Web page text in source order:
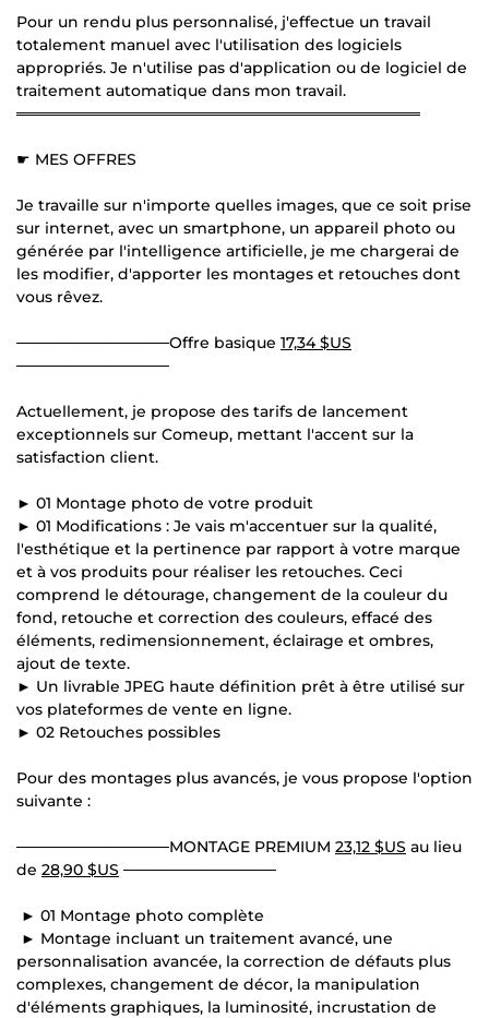
Pour un rendu plus personnalisé, j'effectue un travail
totalement manuel avec l'utilisation des logiciels
appropriés. Je n'utilise pas d'application ou de logiciel de
traitement automatique dans mon travail.
═════════════════════════════════════
☛ MES OFFRES
Je travaille sur n'importe quelles images, que ce soit prise
sur internet, avec un smartphone, un appareil photo ou
générée par l'intelligence artificielle, je me chargerai de
les modifier, d'apporter les montages et retouches dont
vous rêvez.
──────────────Offre basique 17,34 $US
──────────────
Actuellement, je propose des tarifs de lancement
exceptionnels sur Comeup, mettant l'accent sur la
satisfaction client.
► 01 Montage photo de votre produit
► 01 Modifications : Je vais m'accentuer sur la qualité,
l'esthétique et la pertinence par rapport à votre marque
et à vos produits pour réaliser les retouches. Ceci
comprend le détourage, changement de la couleur du
fond, retouche et correction des couleurs, effacé des
éléments, redimensionnement, éclairage et ombres,
ajout de texte.
► Un livrable JPEG haute définition prêt à être utilisé sur
vos plateformes de vente en ligne.
► 02 Retouches possibles
Pour des montages plus avancés, je vous propose l'option
suivante :
──────────────MONTAGE PREMIUM 23,12 $US au lieu
de 28,90 $US ──────────────
► 01 Montage photo complète
► Montage incluant un traitement avancé, une
personnalisation avancée, la correction de défauts plus
complexes, changement de décor, la manipulation
d'éléments graphiques, la luminosité, incrustation de